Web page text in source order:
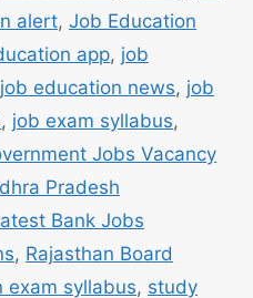
alert, Job Education
app, job
job education news, job
, job exam syllabus,
Jobs Vacancy
Pradesh
Bank Jobs
, Rajasthan Board
exam syllabus, study